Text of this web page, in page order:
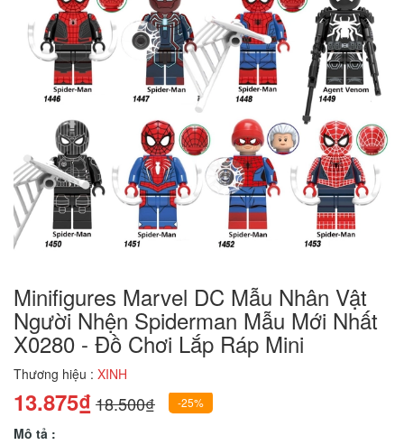
Minifigures Marvel DC Mẫu Nhân Vật
Người Nhện Spiderman Mẫu Mới Nhất
X0280 - Đồ Chơi Lắp Ráp Mini
Thương hiệu : XINH
13.875₫18.500₫ -25%
Mô tả :